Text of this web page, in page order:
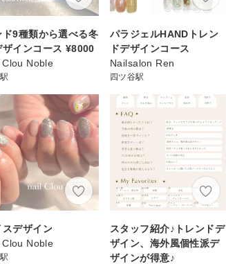
ド9種類から選べる冬
ザインコース ¥8000
Clou Noble
パラジェルHANDトレン
ドデザインコース
Nailsalon Ren
四ツ谷駅
スデザイン
Clou Noble
スタッフ紹介♪トレンドデ
ザイン、海外風個性派デ
ザインが得意♪